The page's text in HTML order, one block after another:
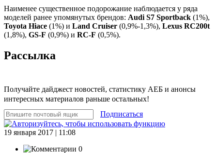
Наименее существенное подорожание наблюдается у ряда
моделей ранее упомянутых брендов: Audi S7 Sportback (1%),
Toyota Hiace (1%) и Land Cruiser (0,9%-1,3%), Lexus RC200t
(1,8%), GS-F (0,9%) и RC-F (0,5%).
Рассылка
Получайте дайджест новостей, статистику АЕБ и анонсы
интересных материалов раньше остальных!
Подписаться
19 января 2017 | 11:08
0